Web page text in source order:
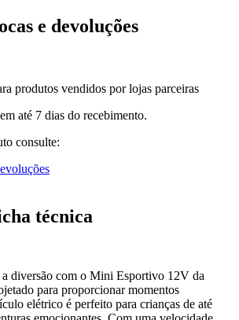
e devoluções
produtos vendidos por lojas parceiras
até 7 dias do recebimento.
consulte:
técnica
a diversão com o Mini Esportivo 12V da
para proporcionar momentos
elétrico é perfeito para crianças de até